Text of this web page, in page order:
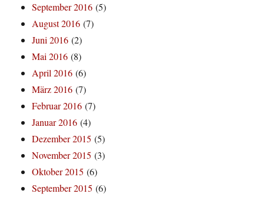
September 2016 (5)
August 2016 (7)
Juni 2016 (2)
Mai 2016 (8)
April 2016 (6)
März 2016 (7)
Februar 2016 (7)
Januar 2016 (4)
Dezember 2015 (5)
November 2015 (3)
Oktober 2015 (6)
September 2015 (6)